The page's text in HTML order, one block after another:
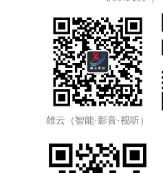
雄云（智能·影音·视听）